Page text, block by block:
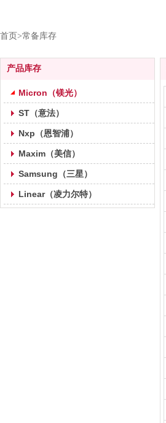
首页>常备库存
产品库存
Micron（镁光）
ST（意法）
Nxp（恩智浦）
Maxim（美信）
Samsung（三星）
Linear（凌力尔特）